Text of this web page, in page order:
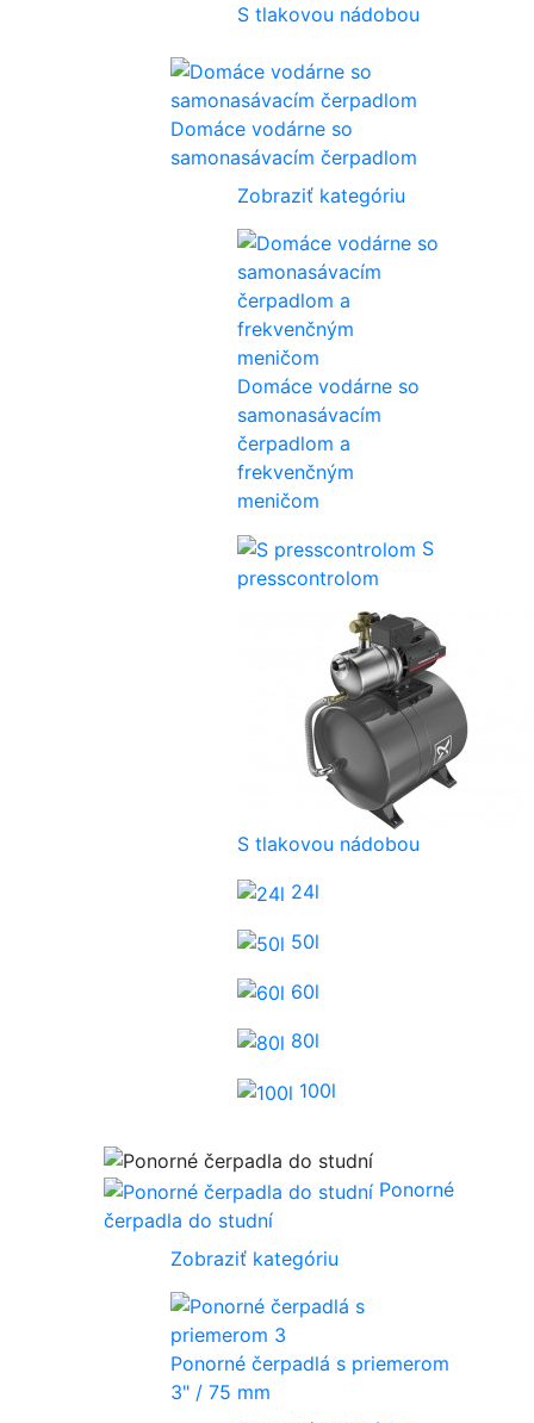
S tlakovou nádobou
Domáce vodárne so
samonasávacím čerpadlom
Zobraziť kategóriu
Domáce vodárne so
samonasávacím
čerpadlom a
frekvenčným
meničom
S
presscontrolom
S tlakovou nádobou
24l
50l
60l
80l
100l
Ponorné
čerpadla do studní
Zobraziť kategóriu
Ponorné čerpadlá s priemerom
3" / 75 mm